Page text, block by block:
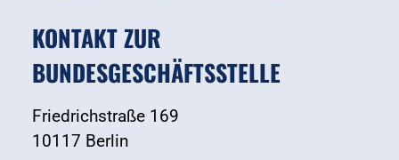
KONTAKT ZUR
BUNDESGESCHÄFTSSTELLE
Friedrichstraße 169
10117 Berlin